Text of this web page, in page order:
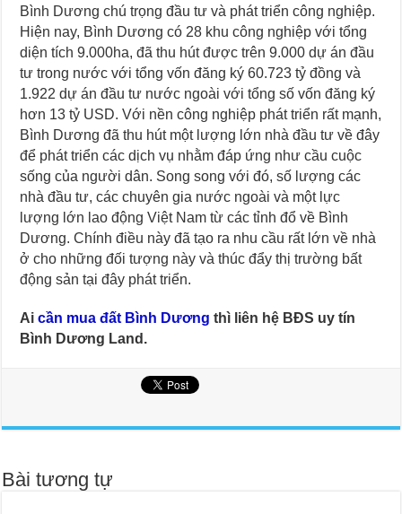
Bình Dương chú trọng đầu tư và phát triển công nghiệp.
Hiện nay, Bình Dương có 28 khu công nghiệp với tổng
diện tích 9.000ha, đã thu hút được trên 9.000 dự án đầu
tư trong nước với tổng vốn đăng ký 60.723 tỷ đồng và
1.922 dự án đầu tư nước ngoài với tổng số vốn đăng ký
hơn 13 tỷ USD. Với nền công nghiệp phát triển rất mạnh,
Bình Dương đã thu hút một lượng lớn nhà đầu tư về đây
để phát triển các dịch vụ nhằm đáp ứng như cầu cuộc
sống của người dân. Song song với đó, số lượng các
nhà đầu tư, các chuyên gia nước ngoài và một lực
lượng lớn lao động Việt Nam từ các tỉnh đổ về Bình
Dương. Chính điều này đã tạo ra nhu cầu rất lớn về nhà
ở cho những đối tượng này và thúc đẩy thị trường bất
động sản tại đây phát triển.
Aicần mua đất Bình Dương thì liên hệ BĐS uy tín
Bình Dương Land.
Bài tương tự